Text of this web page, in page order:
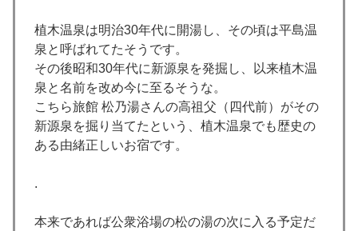
植木温泉は明治30年代に開湯し、その頃は平島温
泉と呼ばれてたそうです。
その後昭和30年代に新源泉を発掘し、以来植木温
泉と名前を改め今に至るそうな。
こちら旅館 松乃湯さんの高祖父（四代前）がその
新源泉を掘り当てたという、植木温泉でも歴史の
ある由緒正しいお宿です。
.
本来であれば公衆浴場の松の湯の次に入る予定だ